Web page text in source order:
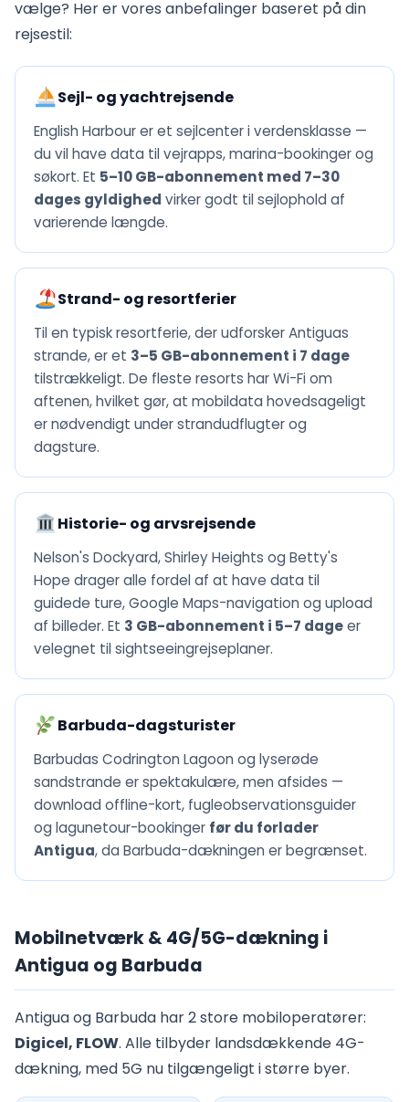
vælge? Her er vores anbefalinger baseret på din
rejsestil:
Sejl- og yachtrejsende
English Harbour er et sejlcenter i verdensklasse —
du vil have data til vejrapps, marina-bookinger og
søkort. Et 5–10 GB-abonnement med 7–30
dages gyldighed virker godt til sejlophold af
varierende længde.
Strand- og resortferier
Til en typisk resortferie, der udforsker Antiguas
strande, er et 3–5 GB-abonnement i 7 dage
tilstrækkeligt. De fleste resorts har Wi-Fi om
aftenen, hvilket gør, at mobildata hovedsageligt
er nødvendigt under strandudflugter og
dagsture.
Historie- og arvsrejsende
Nelson's Dockyard, Shirley Heights og Betty's
Hope drager alle fordel af at have data til
guidede ture, Google Maps-navigation og upload
af billeder. Et 3 GB-abonnement i 5–7 dageer
velegnet til sightseeingrejseplaner.
Barbuda-dagsturister
Barbudas Codrington Lagoon og lyserøde
sandstrande er spektakulære, men afsides —
download offline-kort, fugleobservationsguider
og lagunetour-bookinger før du forlader
Antigua, da Barbuda-dækningen er begrænset.
Mobilnetværk & 4G/5G-dækning i
Antigua og Barbuda
Antigua og Barbuda har 2 store mobiloperatører:
Digicel, FLOW. Alle tilbyder landsdækkende 4G-
dækning, med 5G nu tilgængeligt i større byer.